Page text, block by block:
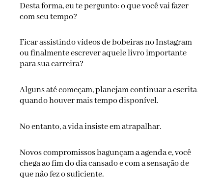
Desta forma, eu te pergunto: o que você vai fazer
com seu tempo?
Ficar assistindo vídeos de bobeiras no Instagram
ou finalmente escrever aquele livro importante
para sua carreira?
Alguns até começam, planejam continuar a escrita
quando houver mais tempo disponível.
No entanto, a vida insiste em atrapalhar.
Novos compromissos bagunçam a agenda e, você
chega ao fim do dia cansado e com a sensação de
que não fez o suficiente.